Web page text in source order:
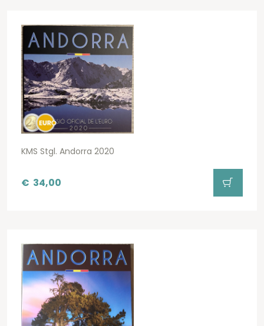
KMS Stgl. Andorra 2020
€ 34,00